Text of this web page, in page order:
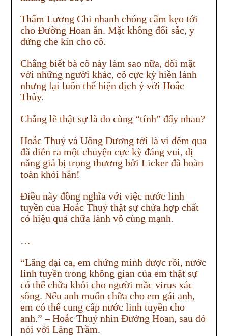
Thẩm Lương Chi nhanh chóng cầm kẹo tới
cho Đường Hoan ăn. Mặt không đổi sắc, y
đứng che kín cho cô.
Chẳng biết bà cô này làm sao nữa, đối mặt
với những người khác, cô cực kỳ hiền lành
nhưng lại luôn thể hiện địch ý với Hoắc
Thủy.
Chẳng lẽ thật sự là do cùng “tính” đẩy nhau?
Hoắc Thuỷ và Uông Dương tới là vì đêm qua
đã diễn ra một chuyện cực kỳ đáng vui, dị
năng giả bị trọng thương bởi Licker đã hoàn
toàn khỏi hẳn!
Điều này đồng nghĩa với việc nước linh
tuyền của Hoắc Thuỷ thật sự chứa hợp chất
có hiệu quả chữa lành vô cùng mạnh.
…
“Lăng đại ca, em chứng minh được rồi, nước
linh tuyền trong không gian của em thật sự
có thể chữa khỏi cho người mắc virus xác
sống. Nếu anh muốn chữa cho em gái anh,
em có thể cung cấp nước linh tuyền cho
anh.” – Hoắc Thuỷ nhìn Đường Hoan, sau đó
nói với Lăng Trầm.